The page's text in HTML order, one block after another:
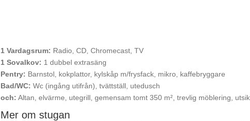
1 Vardagsrum: Radio, CD, Chromecast, TV
1 Sovalkov: 1 dubbel extrasäng
Pentry: Barnstol, kokplattor, kylskåp m/frysfack, mikro, kaffebryggare
Bad/WC: Wc (ingång utifrån), tvättställ, utedusch
och: Altan, elvärme, utegrill, gemensam tomt 350 m², trevlig möblering,
Mer om stugan